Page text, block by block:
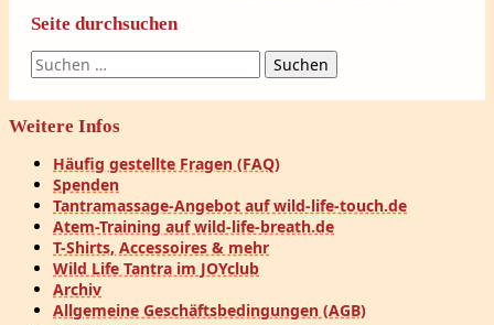
Seite durchsuchen
Suchen
nach:
Weitere Infos
Häufig gestellte Fragen (FAQ)
Spenden
Tantramassage-Angebot auf wild-life-touch.de
Atem-Training auf wild-life-breath.de
T-Shirts, Accessoires & mehr
Wild Life Tantra im JOYclub
Archiv
Allgemeine Geschäftsbedingungen (AGB)